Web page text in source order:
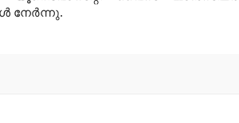
നേര്‍ന്നു.